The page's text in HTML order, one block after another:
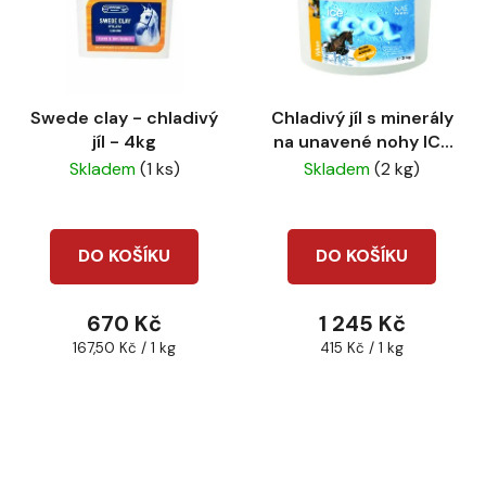
Swede clay - chladivý
jíl - 4kg
Skladem(1 ks)
DO KOŠÍKU
670 Kč
Měrná
167,50 Kč / 1 kg
Chladivý jíl s minerály
na unavené nohy ICE
COOL 3kg
Skladem(2 kg)
DO KOŠÍKU
1 245 Kč
Měrná
415 Kč / 1 kg